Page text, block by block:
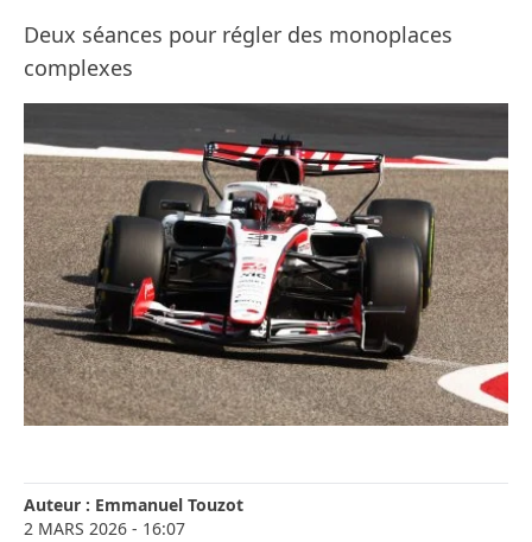
Deux séances pour régler des monoplaces
complexes
Auteur : Emmanuel Touzot
2 MARS 2026 - 16:07